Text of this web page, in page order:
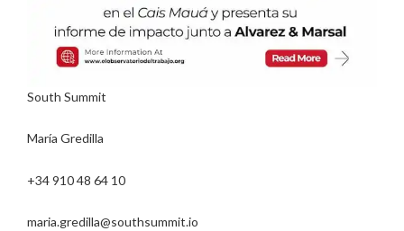
South Summit
María Gredilla
+34 910 48 64 10
maria.gredilla@southsummit.io